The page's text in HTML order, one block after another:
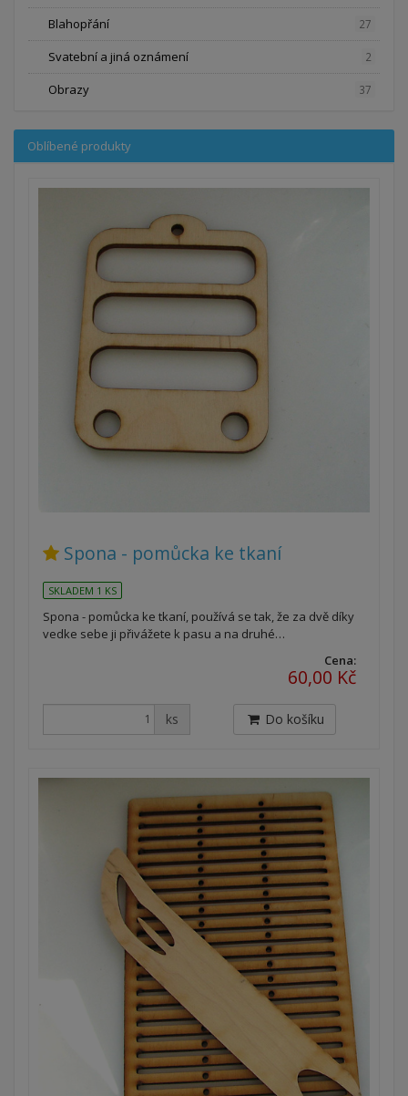
Blahopřání 27
Svatební a jiná oznámení 2
Obrazy 37
Oblíbené produkty
Spona - pomůcka ke tkaní
SKLADEM 1 KS
Spona - pomůcka ke tkaní, používá se tak, že za dvě díky
vedke sebe ji přivážete k pasu a na druhé…
Cena:
60,00 Kč
ks Do košíku